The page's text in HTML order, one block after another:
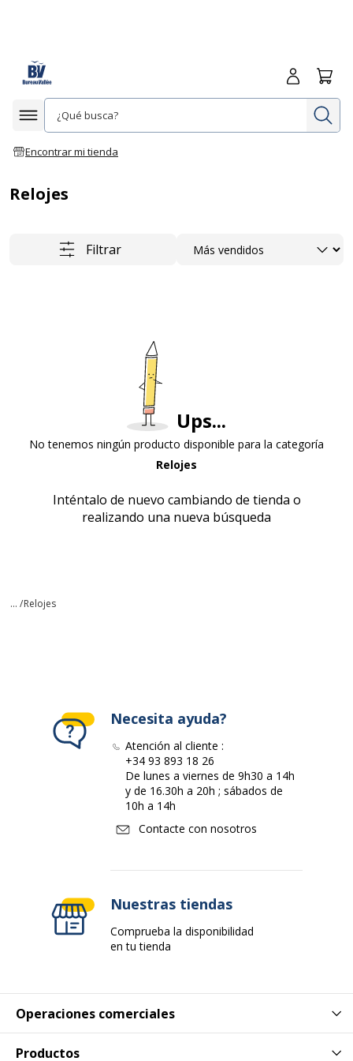
Afficher la navigation
Encontrar mi tienda
Iniciar
Relojes
Filtrar Ordenar
Ups...
No tenemos ningún producto disponible para la categoría
Relojes
Inténtalo de nuevo cambiando de tienda o
realizando una nueva búsqueda
... /Relojes
Operaciones comerciales
Productos
Necesita ayuda?
Atención al cliente :
+34 93 893 18 26
De lunes a viernes de 9h30 a 14h
y de 16.30h a 20h ; sábados de
10h a 14h
Contacte con nosotros
Nuestras tiendas
Comprueba la disponibilidad
en tu tienda